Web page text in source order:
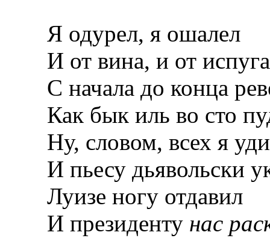
Я одурел, я ошалел
И от вина, и от
С начала до конца
Как бык иль во сто
Ну, словом, всех я
И пьесу дьявольски
Луизе ногу отдавил
И президенту нас